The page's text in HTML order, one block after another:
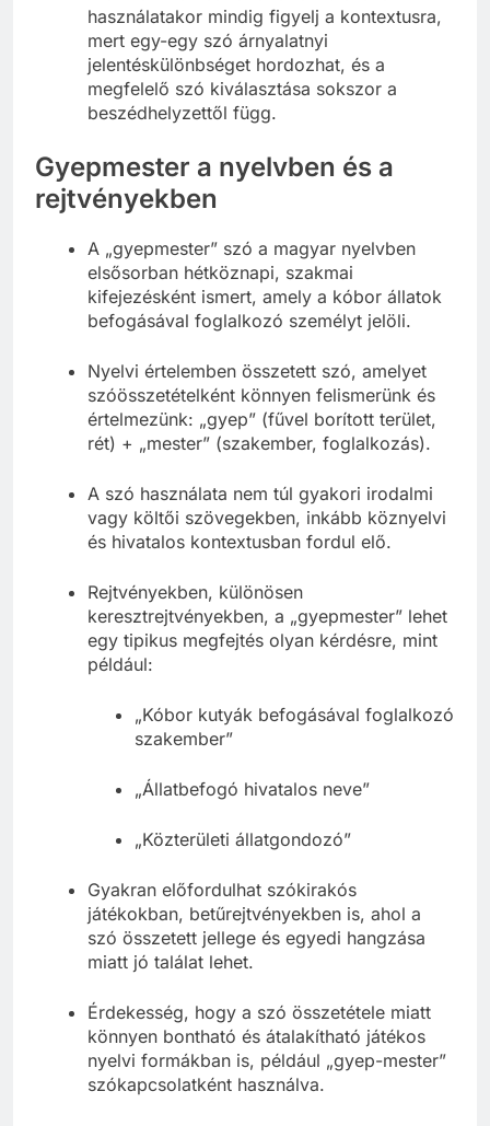
A szinonimák és rokonértelmű szavak
használatakor mindig figyelj a kontextusra,
mert egy-egy szó árnyalatnyi
jelentéskülönbséget hordozhat, és a
megfelelő szó kiválasztása sokszor a
Gyepmester a nyelvben és a
rejtvényekben
A „gyepmester” szó a magyar nyelvben
elsősorban hétköznapi, szakmai
kifejezésként ismert, amely a kóbor állatok
Nyelvi értelemben összetett szó, amelyet
szóösszetételként könnyen felismerünk és
értelmezünk: „gyep” (fűvel borított terület,
A szó használata nem túl gyakori irodalmi
vagy költői szövegekben, inkább köznyelvi
Rejtvényekben, különösen
keresztrejtvényekben, a „gyepmester” lehet
egy tipikus megfejtés olyan kérdésre, mint
„Kóbor kutyák befogásával foglalkozó
Gyakran előfordulhat szókirakós
játékokban, betűrejtvényekben is, ahol a
szó összetett jellege és egyedi hangzása
Érdekesség, hogy a szó összetétele miatt
könnyen bontható és átalakítható játékos
nyelvi formákban is, például „gyep-mester”